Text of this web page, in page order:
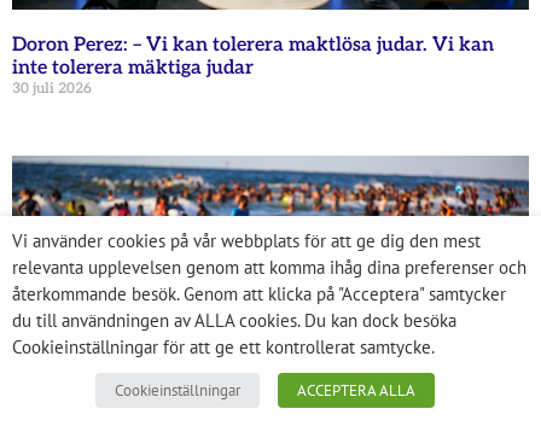
Doron Perez: – Vi kan tolerera maktlösa judar. Vi kan
inte tolerera mäktiga judar
30 juli 2026
Vi använder cookies på vår webbplats för att ge dig den mest
relevanta upplevelsen genom att komma ihåg dina preferenser och
återkommande besök. Genom att klicka på "Acceptera" samtycker
du till användningen av ALLA cookies. Du kan dock besöka
Cookieinställningar för att ge ett kontrollerat samtycke.
Cookieinställningar ACCEPTERA ALLA